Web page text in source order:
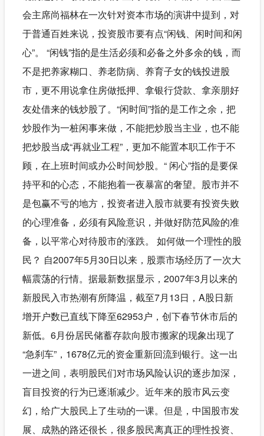
会主席尚福林在一次针对资本市场的演讲中提到，对
于普通百姓来说，投资股市要有点“闲钱、闲时间和闲
心”。 “闲钱”指的是生活必须和必备之外多余的钱，而
不是把养家糊口、养老防病、养育子女的钱投进股
市，更不用说拿住房做抵押、拿银行贷款、拿亲朋好
友处借来的钱炒股了。“闲时间”指的是工作之余，把
炒股作为一桩闲事来做，不能把炒股当主业，也不能
把炒股当成“再就业工程”，更加不能置本职工作于不
顾，在上班时间或办公时间炒股。“ 闲心”指的是要保
持平和的心态，不能抱着一夜暴富的奢望。股市并不
是包赢不亏的地方，投资者进入股市就要有投资失败
的心理准备，必须有风险意识，并做好防范风险的准
备，以平常心对待股市的涨跌。 如何做一个理性的股
民？ 自2007年5月30日以来，股票市场经历了一次大
幅震荡的行情。据最新数据显示，2007年3月以来的
新股民入市热潮有所降温，截至7月13日，A股日新
增开户数已直线下降至62953户，创下春节休市后的
新低。6月份居民储蓄存款向股市搬家的现象出现了
“急刹车”，1678亿元的资金重新回流到银行。这一出
一进之间，表明股民们对市场风险认识的逐步加深，
盲目投资的行为已逐渐减少。近年来的股市风云变
幻，给广大股民上了生动的一课。但是，中国股市发
展、成熟的路还很长，很多股民离真正的理性投资、